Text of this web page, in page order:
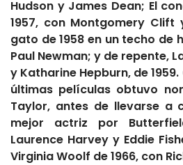
Hudson y James Dean; El
1957, con Montgomery Clift
gato de 1958 en un techo de
Paul Newman; y de repente,
y Katharine Hepburn, de
últimas películas obtuvo
Taylor, antes de llevarse a
mejor actriz por
Laurence Harvey y Eddie
Virginia Woolf de 1966, con